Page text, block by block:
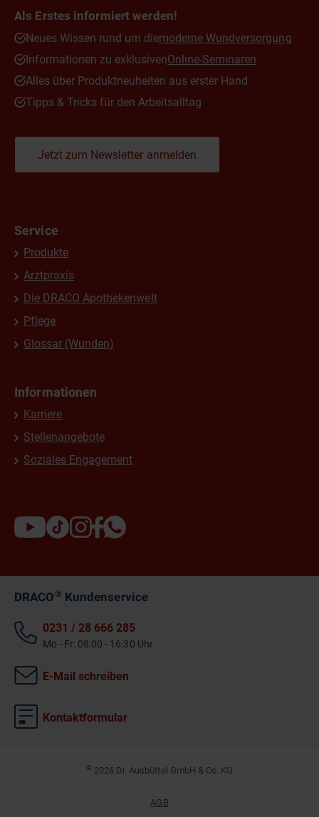
Als Erstes informiert werden!
Neues Wissen rund um diemoderne Wundversorgung
Informationen zu exklusivenOnline-Seminaren
Alles über Produktneuheiten aus erster Hand
Tipps & Tricks für den Arbeitsalltag
Jetzt zum Newsletter anmelden
Service
Produkte
Arztpraxis
Die DRACO Apothekenwelt
Pflege
Glossar (Wunden)
Informationen
Karriere
Stellenangebote
Soziales Engagement
DRACO®Kundenservice
0231 / 28 666 285
Mo - Fr: 08:00 - 16:30 Uhr
E-Mail schreiben
Kontaktformular
© 2026 Dr. Ausbüttel GmbH & Co. KG
AGB